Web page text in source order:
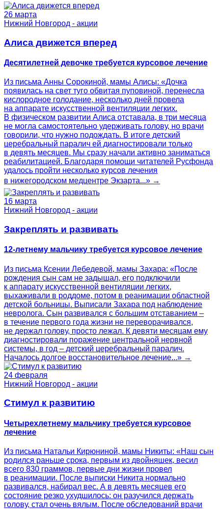
26 марта
Нижний Новгород - акции
Алиса движется вперед
Десятилетней девочке требуется курсовое лечение
Из письма Анны Сорокиной, мамы Алисы: «Дочка
появилась на свет туго обвитая пуповиной, перенесла
кислородное голодание, несколько дней провела
на аппарате искусственной вентиляции легких.
В физическом развитии Алиса отставала, в три месяца
не могла самостоятельно удерживать голову, но врачи
говорили, что нужно подождать. В итоге детский
церебральный паралич ей диагностировали только
в девять месяцев. Мы сразу начали активно заниматься
реабилитацией. Благодаря помощи читателей Русфонда
удалось пройти несколько курсов лечения
в нижегородском медцентре Экзарта...» →
16 марта
Нижний Новгород - акции
Закреплять и развивать
12-летнему мальчику требуется курсовое лечение
Из письма Ксении Лебедевой, мамы Захара: «После
рождения сын сам не задышал, его подключили
к аппарату искусственной вентиляции легких,
выхаживали в роддоме, потом в реанимации областной
детской больницы. Выписали Захара под наблюдение
невролога. Сын развивался с большим отставанием –
в течение первого года жизни не переворачивался,
не держал голову, просто лежал. К девяти месяцам ему
диагностировали поражение центральной нервной
системы, в год – детский церебральный паралич.
Началось долгое восстановительное лечение...» →
24 февраля
Нижний Новгород - акции
Стимул к развитию
Четырехлетнему мальчику требуется курсовое
лечение
Из письма Натальи Кирюниной, мамы Никиты: «Наш сын
родился раньше срока, первым из двойняшек, весил
всего 830 граммов, первые дни жизни провел
в реанимации. После выписки Никита нормально
развивался, набирал вес. А в девять месяцев его
состояние резко ухудшилось: он разучился держать
голову, стал очень вялым. После обследований врачи